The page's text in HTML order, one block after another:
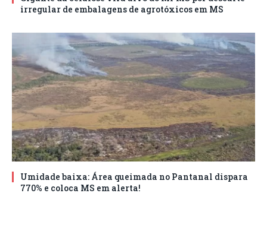
irregular de embalagens de agrotóxicos em MS
Umidade baixa: Área queimada no Pantanal dispara
770% e coloca MS em alerta!